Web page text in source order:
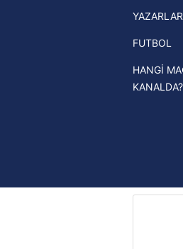
Ziraat
UEFA
UEFA
UEFA
YAZARLAR
FUTBOL
HANGİ
KANALDA?